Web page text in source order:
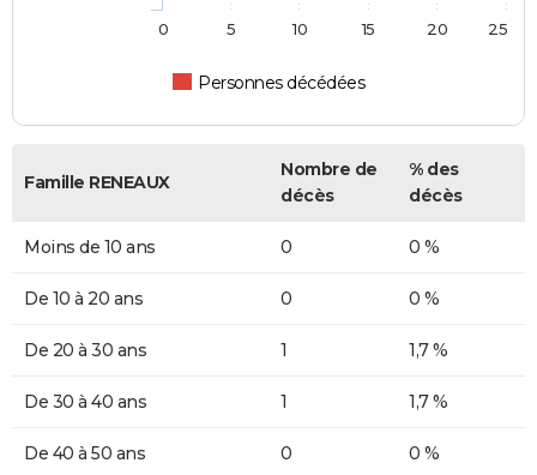
Personnes décédées
0 5 10 15 20 25
Famille RENEAUX
Nombre de
décès
% des
décès
Moins de 10 ans 0 0 %
De 10 à 20 ans 0 0 %
De 20 à 30 ans 1 1,7 %
De 30 à 40 ans 1 1,7 %
De 40 à 50 ans 0 0 %